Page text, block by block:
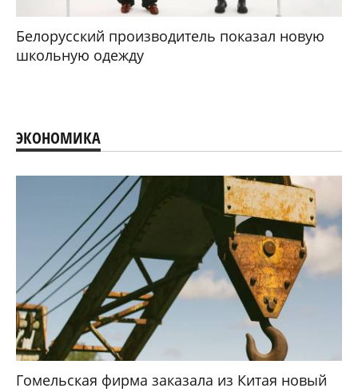
Белорусский производитель показал новую
школьную одежду
ЭКОНОМИКА
Гомельская фирма заказала из Китая новый